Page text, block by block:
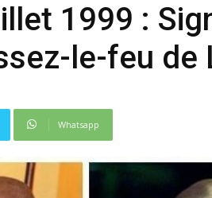
1999 :
le-feu de
Whatsapp